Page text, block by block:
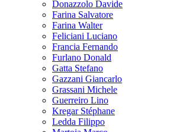
Donazzolo Davide
Farina Salvatore
Farina Walter
Feliciani Luciano
Francia Fernando
Furlano Donald
Gatta Stefano
Gazzani Giancarlo
Grassani Michele
Guerreiro Lino
Kregar Stéphane
Ledda Filippo